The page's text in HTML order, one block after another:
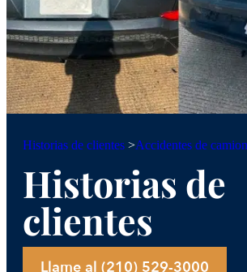
Historias de clientes >Accidentes de
Historias de
clientes
Llame al (210) 529-3000